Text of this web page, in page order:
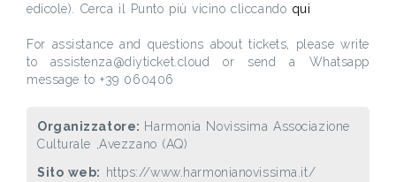
edicole). Cerca il Punto più vicino cliccando qui
For assistance and questions about tickets, please write
to assistenza@diyticket.cloud or send a Whatsapp
message to +39 060406
Organizzatore: Harmonia Novissima Associazione
Culturale ,Avezzano (AQ)
Sito web:
https://www.harmonianovissima.it/